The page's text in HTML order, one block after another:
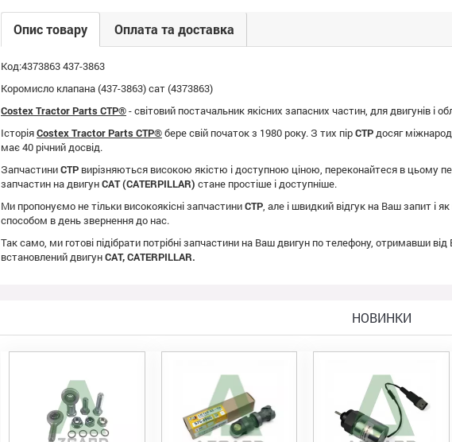
Опис товару Оплата та доставка
Код:4373863 437-3863
Коромисло клапана (437-3863) сат (4373863)
Costex Tractor Parts CTP®- світовий постачальник якісних запасних частин, для двигунів і
ІсторіяCostex Tractor Parts CTP®бере свій початок з 1980 року. З тих пірCTPдосяг
має 40 річний досвід.
ЗапчастиниCTP вирізняються високою якістю і доступною ціною, переконайтеся в цьому
запчастин на двигунCAT (CATERPILLAR) стане простіше і доступніше.
Ми пропонуємо не тільки високоякісні запчастиниCTP, але і швидкий відгук на Ваш запит і
способом в день звернення до нас.
Так само, ми готові підібрати потрібні запчастини на Ваш двигун по телефону, отримавши
встановлений двигунCAT, CATERPILLAR.
НОВИНКИ